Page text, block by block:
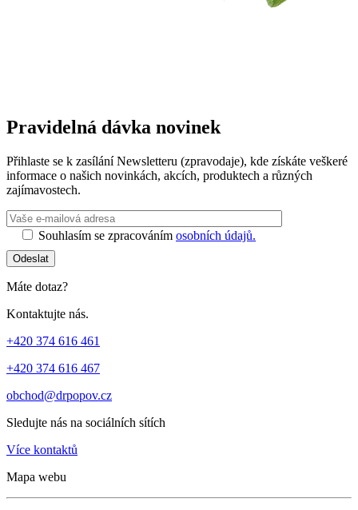
Pravidelná dávka novinek
Přihlaste se k zasílání Newsletteru (zpravodaje), kde získáte veškeré
informace o našich novinkách, akcích, produktech a různých
zajímavostech.
Souhlasím se zpracováním osobních údajů.
Odeslat
Máte dotaz?
Kontaktujte nás.
+420 374 616 461
+420 374 616 467
obchod@drpopov.cz
Sledujte nás na sociálních sítích
Více kontaktů
Mapa webu